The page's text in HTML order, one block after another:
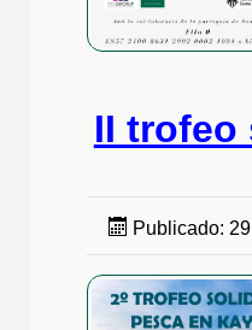
II trofeo
Publicado: